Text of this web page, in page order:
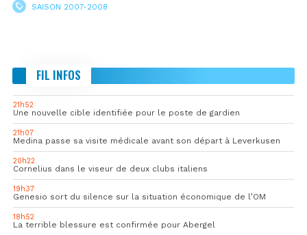
SAISON 2007-2008
FIL INFOS
21h52
Une nouvelle cible identifiée pour le poste de gardien
21h07
Medina passe sa visite médicale avant son départ à Leverkusen
20h22
Cornelius dans le viseur de deux clubs italiens
19h37
Genesio sort du silence sur la situation économique de l’OM
18h52
La terrible blessure est confirmée pour Abergel